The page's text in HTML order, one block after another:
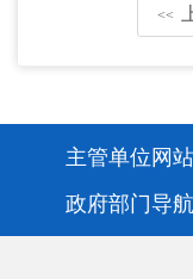
<<
主管单位网站
政府部门导航